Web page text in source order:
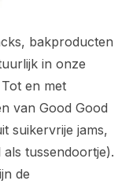
bakproducten
in onze
Tot en met
van Good Good
suikervrije jams,
tussendoortje).
de